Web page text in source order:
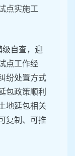
点实施工
级自查，迎
点工作经
纷处置方式
包政策顺利
地延包相关
复制、可推